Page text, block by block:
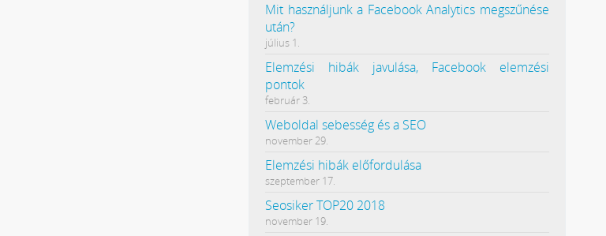
Mit használjunk a Facebook Analytics megszűnése
után?
július 1.
Elemzési hibák javulása, Facebook elemzési
pontok
február 3.
Weboldal sebesség és a SEO
november 29.
Elemzési hibák előfordulása
szeptember 17.
Seosiker TOP20 2018
november 19.